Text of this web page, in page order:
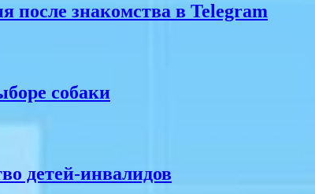
после знакомства в Telegram
собаки
детей-инвалидов